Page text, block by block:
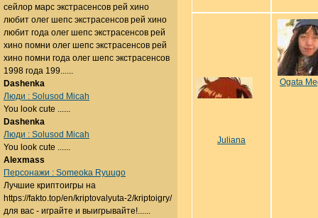
Juliana
Ogata
сейлор марс экстрасенсов рей хино
любит олег шепс экстрасенсов рей хино
любит года олег шепс экстрасенсов рей
хино помни олег шепс экстрасенсов рей
хино помни года олег шепс экстрасенсов
1998 года 199......
Dashenka
Люди : Solusod Micah
You look cute ......
Dashenka
Люди : Solusod Micah
You look cute ......
Alexmass
Персонажи : Someoka Ryuugo
Лучшие криптоигры на
https://fakto.top/en/kriptovalyuta-2/kriptoigry/
для вас - играйте и выигрывайте!......